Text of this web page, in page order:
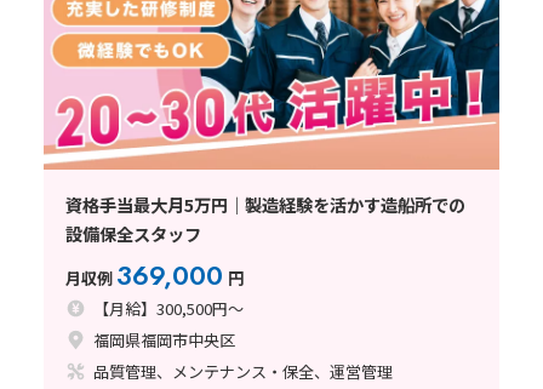
資格手当最大月5万円｜製造経験を活かす造船所での
設備保全スタッフ
月収例 369,000 円
【月給】300,500円～
福岡県福岡市中央区
品質管理、メンテナンス・保全、運営管理